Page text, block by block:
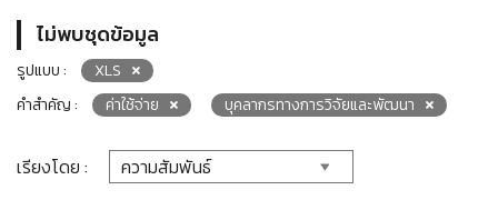
ไม่พบชุดข้อมูล
รูปแบบ :
XLS
คำสำคัญ :
ค่าใช้จ่าย บุคลากรทางการวิจัยและพัฒนา
เรียงโดย :